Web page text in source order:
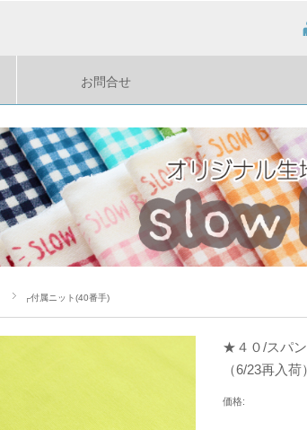
お問合せ
┌付属ニット(40番手)
★４０/スパ
（6/23再入荷
価格: